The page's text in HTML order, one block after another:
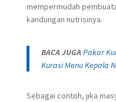
mempermudah
kandungan nutrisinya.
BACA JUGA Pakar
Kurasi Menu Kepala
Sebagai contoh, jika